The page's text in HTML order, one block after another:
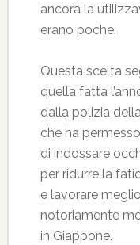
ancora la
erano poche.
Questa scelta
quella fatta
dalla polizia
che ha
di indossare
per ridurre la
e lavorare
notoriamente
in Giappone.